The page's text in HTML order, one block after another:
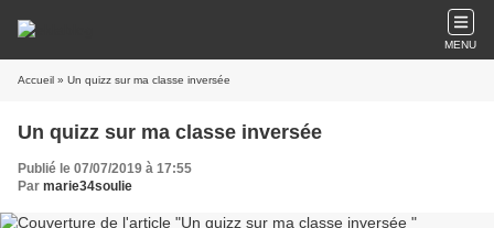
MENU
Accueil » Un quizz sur ma classe inversée
Un quizz sur ma classe inversée
Publié le 07/07/2019 à 17:55
Par marie34soulie